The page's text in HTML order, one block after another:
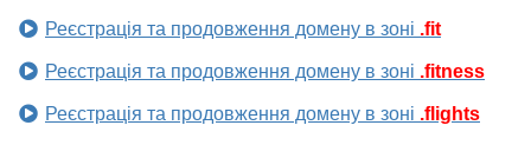
Реєстрація та продовження домену в зоні .fit
Реєстрація та продовження домену в зоні .fitness
Реєстрація та продовження домену в зоні .flights